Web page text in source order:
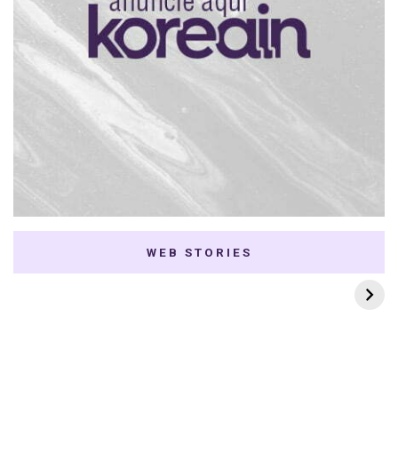
WEB STORIES
7 K-dramas Enemies
to Lovers
Thai Dramas com
First e Khaotung